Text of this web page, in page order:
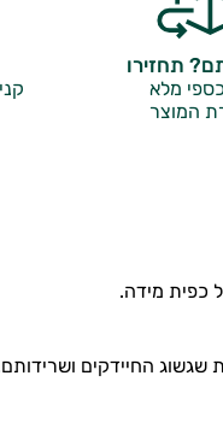
תחזירו
מלא
המוצר